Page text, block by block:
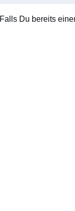
Falls Du bereits